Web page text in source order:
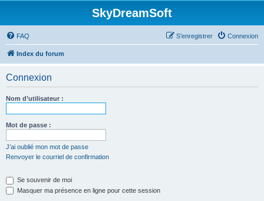
SkyDreamSoft
FAQ Connexion
S’enregistrer
Index du forum
Connexion
Nom d’utilisateur :
Mot de passe :
J’ai oublié mon mot de passe
Renvoyer le courriel de confirmation
Se souvenir de moi
Masquer ma présence en ligne pour cette session